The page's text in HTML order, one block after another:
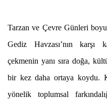
Tarzan ve Çevre Günleri
Gediz Havzası’nın karşı
çekmenin yanı sıra doğa,
bir kez daha ortaya koydu.
yönelik toplumsal